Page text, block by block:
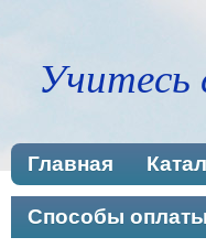
Учитесь
Главная
Способы